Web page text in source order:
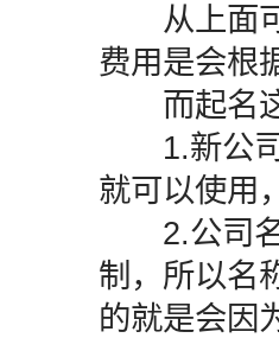
从上面可
费用是会根
而起名这
1.新公司
就可以使用
2.公司名
制，所以名
的就是会因